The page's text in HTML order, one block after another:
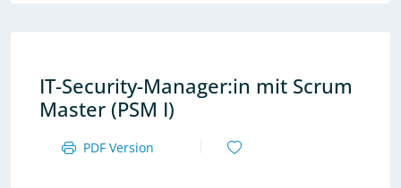
IT-Security-Manager:in mit Scrum
Master (PSM I)
PDF Version